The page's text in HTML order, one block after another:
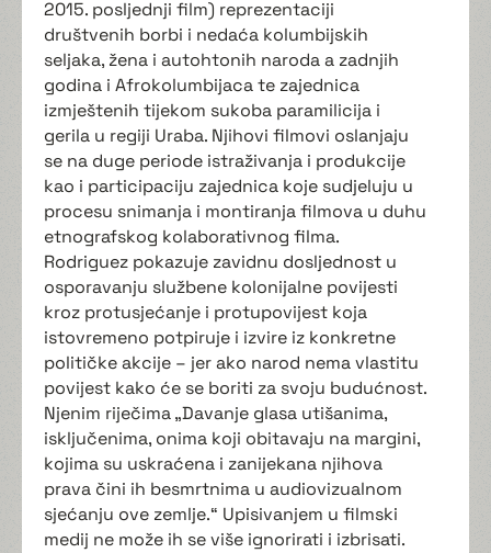
2015. posljednji film) reprezentaciji
društvenih borbi i nedaća kolumbijskih
seljaka, žena i autohtonih naroda a zadnjih
godina i Afrokolumbijaca te zajednica
izmještenih tijekom sukoba paramilicija i
gerila u regiji Uraba. Njihovi filmovi oslanjaju
se na duge periode istraživanja i produkcije
kao i participaciju zajednica koje sudjeluju u
procesu snimanja i montiranja filmova u duhu
etnografskog kolaborativnog filma.
Rodriguez pokazuje zavidnu dosljednost u
osporavanju službene kolonijalne povijesti
kroz protusjećanje i protupovijest koja
istovremeno potpiruje i izvire iz konkretne
političke akcije – jer ako narod nema vlastitu
povijest kako će se boriti za svoju budućnost.
Njenim riječima „Davanje glasa utišanima,
isključenima, onima koji obitavaju na margini,
kojima su uskraćena i zanijekana njihova
prava čini ih besmrtnima u audiovizualnom
sjećanju ove zemlje.“ Upisivanjem u filmski
medij ne može ih se više ignorirati i izbrisati.